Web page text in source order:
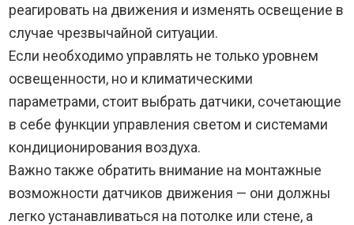
реагировать на движения и изменять освещение в
случае чрезвычайной ситуации.
Если необходимо управлять не только уровнем
освещенности, но и климатическими
параметрами, стоит выбрать датчики, сочетающие
в себе функции управления светом и системами
кондиционирования воздуха.
Важно также обратить внимание на монтажные
возможности датчиков движения — они должны
легко устанавливаться на потолке или стене, а